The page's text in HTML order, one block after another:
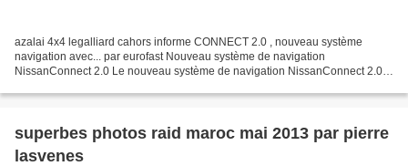
azalai 4x4 legalliard cahors informe CONNECT 2.0 , nouveau système
navigation avec... par eurofast Nouveau système de navigation
NissanConnect 2.0 Le nouveau système de navigation NissanConnect 2.0
superbes photos raid maroc mai 2013 par pierre
lasvenes